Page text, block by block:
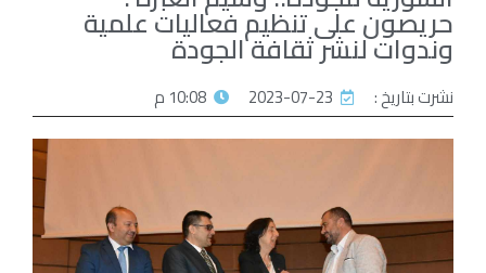
حريصون على تنظيم فعاليات علمية
وندوات لنشر ثقافة الجودة
نشرت بتاريخ : 2023-07-23 10:08 م